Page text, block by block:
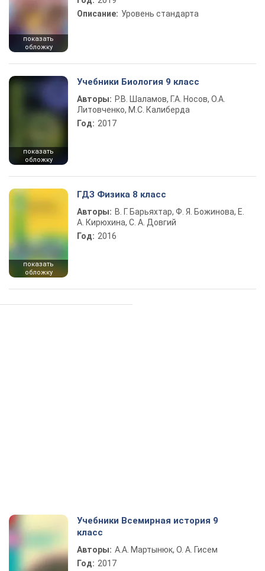
показать
обложку
Описание: Уровень стандарта
показать
обложку
Учебники Биология 9 класс
Авторы: Р.В. Шаламов, Г.А. Носов, О.А.
Литовченко, М.С. Калиберда
Год: 2017
показать
обложку
ГДЗ Физика 8 класс
Авторы: В. Г. Барьяхтар, Ф. Я. Божинова, Е.
А. Кирюхина, С. А. Довгий
Год: 2016
Учебники Всемирная история 9
класс
Авторы: А.А. Мартынюк, О. А. Гисем
Год: 2017